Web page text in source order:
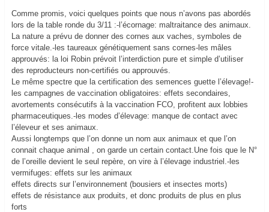
Comme promis, voici quelques points que nous n’avons pas abordés
lors de la table ronde du 3/11 :-l’écornage: maltraitance des animaux.
La nature a prévu de donner des cornes aux vaches, symboles de
force vitale.-les taureaux génétiquement sans cornes-les mâles
approuvés: la loi Robin prévoit l’interdiction pure et simple d’utiliser
des reproducteurs non-certifiés ou approuvés.
Le même spectre que la certification des semences guette l’élevage!-
les campagnes de vaccination obligatoires: effets secondaires,
avortements consécutifs à la vaccination FCO, profitent aux lobbies
pharmaceutiques.-les modes d’élevage: manque de contact avec
l’éleveur et ses animaux.
Aussi longtemps que l’on donne un nom aux animaux et que l’on
connait chaque animal , on garde un certain contact.Une fois que le N°
de l’oreille devient le seul repère, on vire à l’élevage industriel.-les
vermifuges: effets sur les animaux
effets directs sur l’environnement (bousiers et insectes morts)
effets de résistance aux produits, et donc produits de plus en plus
forts